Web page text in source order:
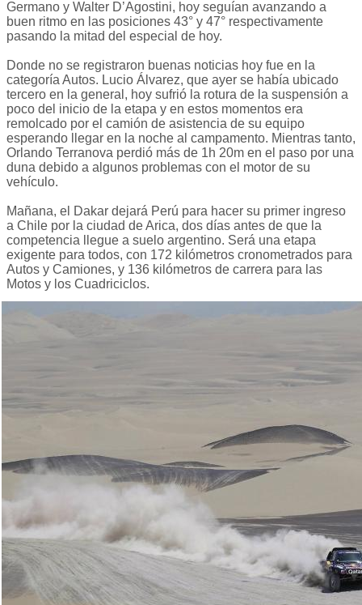
Germano y Walter D’Agostini, hoy seguían avanzando a
buen ritmo en las posiciones 43° y 47° respectivamente
pasando la mitad del especial de hoy.
Donde no se registraron buenas noticias hoy fue en la
categoría Autos. Lucio Álvarez, que ayer se había ubicado
tercero en la general, hoy sufrió la rotura de la suspensión a
poco del inicio de la etapa y en estos momentos era
remolcado por el camión de asistencia de su equipo
esperando llegar en la noche al campamento. Mientras tanto,
Orlando Terranova perdió más de 1h 20m en el paso por una
duna debido a algunos problemas con el motor de su
vehículo.
Mañana, el Dakar dejará Perú para hacer su primer ingreso
a Chile por la ciudad de Arica, dos días antes de que la
competencia llegue a suelo argentino. Será una etapa
exigente para todos, con 172 kilómetros cronometrados para
Autos y Camiones, y 136 kilómetros de carrera para las
Motos y los Cuadriciclos.